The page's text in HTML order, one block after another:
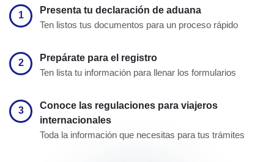
1
Presenta tu declaración de aduana
Ten listos tus documentos para un proceso rápido
2
Prepárate para el registro
Ten lista tu información para llenar los formularios
3
Conoce las regulaciones para viajeros
internacionales
Toda la información que necesitas para tus trámites